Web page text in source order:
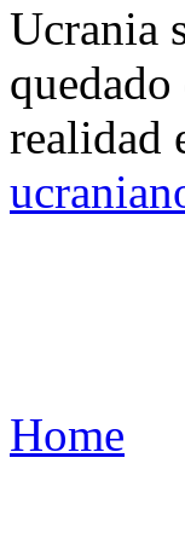
Ucrania
realidad
Home